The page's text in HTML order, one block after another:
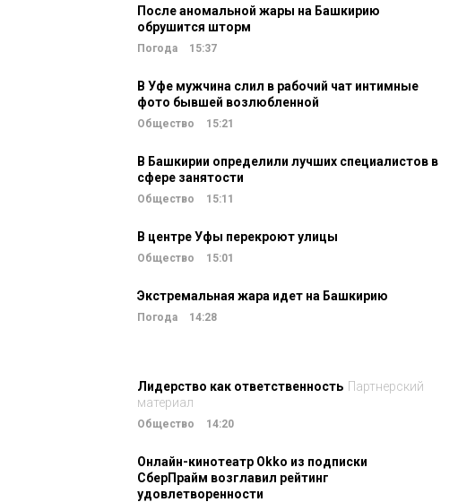
После аномальной жары на Башкирию
обрушится шторм
Погода 15:37
В Уфе мужчина слил в рабочий чат интимные
фото бывшей возлюбленной
Общество 15:21
В Башкирии определили лучших специалистов в
сфере занятости
Общество 15:11
В центре Уфы перекроют улицы
Общество 15:01
Экстремальная жара идет на Башкирию
Погода 14:28
Лидерство как ответственность Партнерский
материал
Общество 14:20
Онлайн-кинотеатр Okko из подписки
СберПрайм возглавил рейтинг
удовлетворенности